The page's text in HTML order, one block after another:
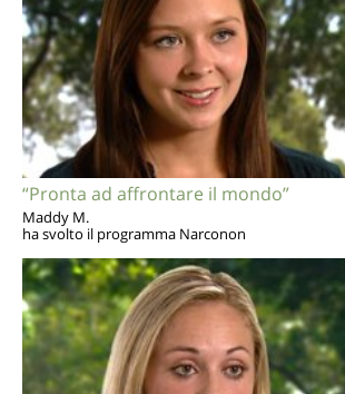
“Pronta ad affrontare il mondo”
Maddy M.
ha svolto il programma Narconon